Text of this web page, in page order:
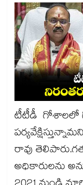
టీటీడీ గోశాలలో
రావు
అధికారులను